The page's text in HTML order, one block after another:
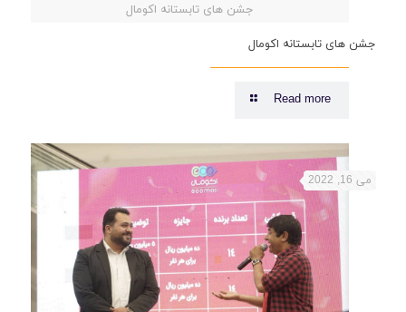
جشن های تابستانه اکومال
جشن های تابستانه اکومال
Read more
می 16, 2022